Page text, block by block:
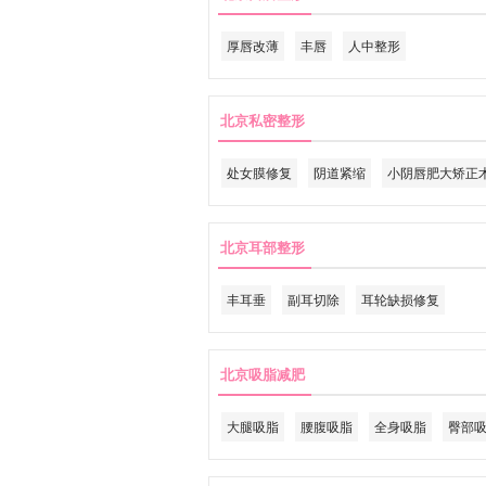
厚唇改薄 丰唇 人中整形
北京私密整形
处女膜修复 阴道紧缩 小阴唇肥大矫正
北京耳部整形
丰耳垂 副耳切除 耳轮缺损修复
北京吸脂减肥
大腿吸脂 腰腹吸脂 全身吸脂 臀部